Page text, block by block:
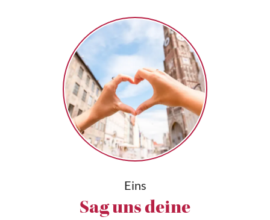
Eins
Sag uns deine